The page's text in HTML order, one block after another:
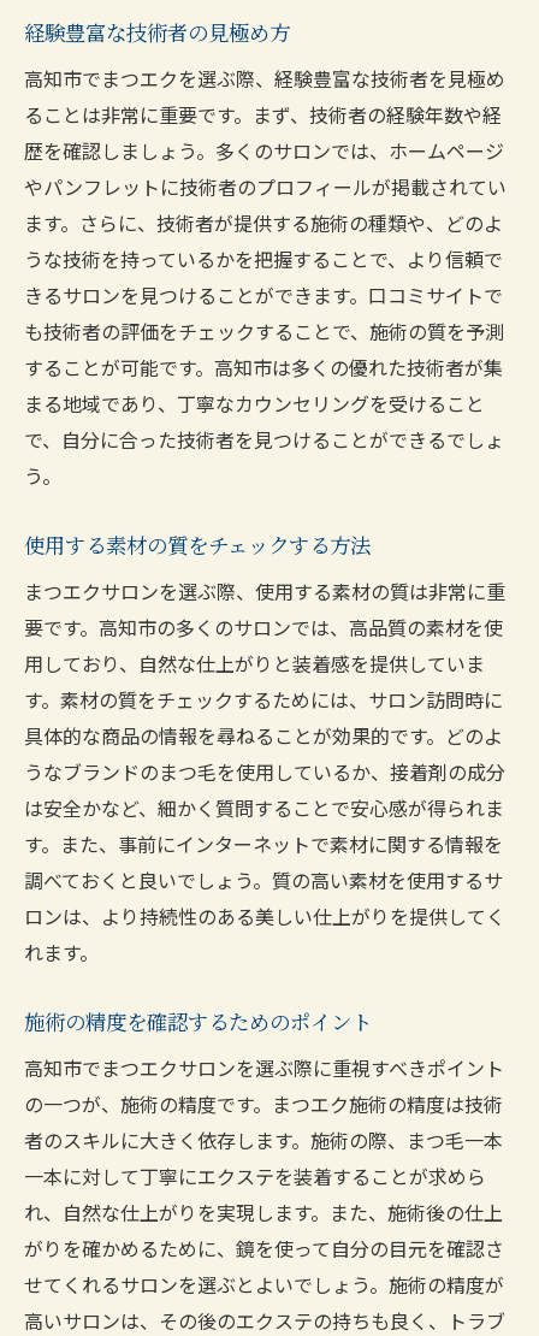
る方法
理想のデザインを実現するためのコミュニ
サロン選びにおけるデザインサンプルの活
用法
目元の形に合わせたデザイン提案のポイン
ト
施術後のアフターケアで美しさを長持ちさ
せる方法
サロンと長期的な関係を築くコツ
確かな技術で評判の高知市のまつエクサロンの
技術と接客態度が両立するサロンの見つけ
方
満足度向上のためのサロン間の比較方法
高知市内での評判の良いサロンリストの探
し方
新規オープンのサロンの特徴を見抜く方法
サロンの技術力を知るための体験施術の活
用法
高知市のまつエクサロンで自然な仕上がりを手
に入れるためのポイント
自然なまつエクを実現するための施術プロ
セス
日常生活での注意点とアフターケア
サロン技術者との信頼関係を築く方法
施術後のフォローアップ訪問の重要性
高知市でまつエクを始めるなら知っておきたい
サロンの特徴
初心者に優しいサロンの見つけ方
経験豊富な技術者の見極め方
高知市でまつエクを選ぶ際、経験豊富な技術者を見極め
ることは非常に重要です。まず、技術者の経験年数や経
歴を確認しましょう。多くのサロンでは、ホームページ
やパンフレットに技術者のプロフィールが掲載されてい
ます。さらに、技術者が提供する施術の種類や、どのよ
うな技術を持っているかを把握することで、より信頼で
きるサロンを見つけることができます。口コミサイトで
も技術者の評価をチェックすることで、施術の質を予測
することが可能です。高知市は多くの優れた技術者が集
まる地域であり、丁寧なカウンセリングを受けること
で、自分に合った技術者を見つけることができるでしょ
う。
使用する素材の質をチェックする方法
まつエクサロンを選ぶ際、使用する素材の質は非常に重
要です。高知市の多くのサロンでは、高品質の素材を使
用しており、自然な仕上がりと装着感を提供していま
す。素材の質をチェックするためには、サロン訪問時に
具体的な商品の情報を尋ねることが効果的です。どのよ
うなブランドのまつ毛を使用しているか、接着剤の成分
は安全かなど、細かく質問することで安心感が得られま
す。また、事前にインターネットで素材に関する情報を
調べておくと良いでしょう。質の高い素材を使用するサ
ロンは、より持続性のある美しい仕上がりを提供してく
れます。
施術の精度を確認するためのポイント
高知市でまつエクサロンを選ぶ際に重視すべきポイント
の一つが、施術の精度です。まつエク施術の精度は技術
者のスキルに大きく依存します。施術の際、まつ毛一本
一本に対して丁寧にエクステを装着することが求めら
れ、自然な仕上がりを実現します。また、施術後の仕上
がりを確かめるために、鏡を使って自分の目元を確認さ
せてくれるサロンを選ぶとよいでしょう。施術の精度が
高いサロンは、その後のエクステの持ちも良く、トラブ